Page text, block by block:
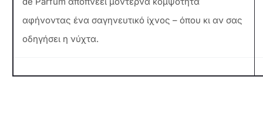
αφήνοντας ένα σαγηνευτικό ίχνος – όπου κι αν σας
οδηγήσει η νύχτα.